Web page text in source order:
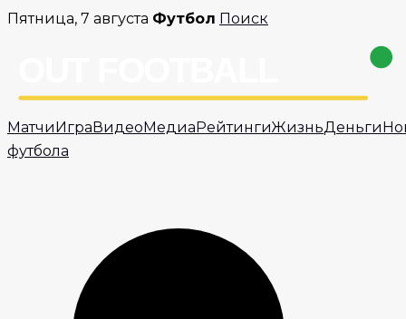
Перейти
Пятница, 7 августа Футбол Поиск
Матчи Игра Видео Медиа РейтингиЖизньДеньги
футбола